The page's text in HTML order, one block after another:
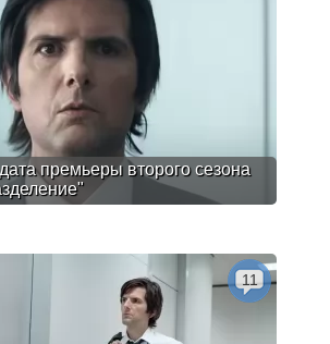
премьеры второго сезона
11